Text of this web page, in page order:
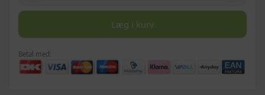
Læg i kurv
Betal med: